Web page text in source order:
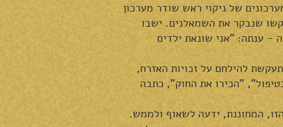
של ניקוי ראש שודר מערכון
שנבקר את השמאלנים. ישבו
– ענתה: "אני שונאת ילדים
להילחם על זכויות האזרח,
"הכירו את החוק", כתבה
המחוננת, ידעה לשאוף ולממש.